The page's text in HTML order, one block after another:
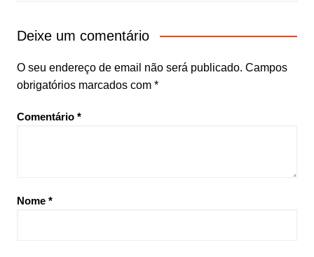
Deixe um comentário
O seu endereço de email não será publicado. Campos
obrigatórios marcados com *
Comentário *
Nome *